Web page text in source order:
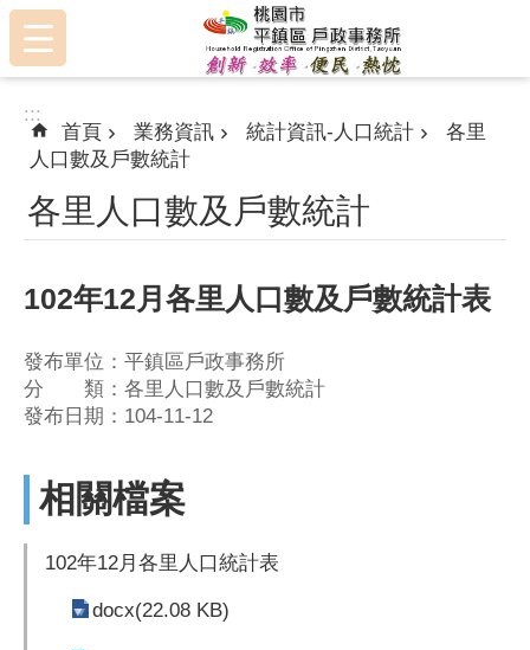
跳到主要內容區塊
:::
:::
首頁 業務資訊 統計資訊-人口統計
各里
人口數及戶數統計
各里人口數及戶數統計
102年12月各里人口數及戶數統計表
發布單位：平鎮區戶政事務所
分 類：各里人口數及戶數統計
發布日期：104-11-12
相關檔案
102年12月各里人口統計表
docx(22.08 KB)